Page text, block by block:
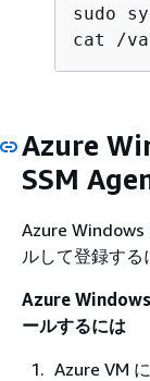
sudo
cat /
Azure
SSM
Azure Windows
ルして登録する
Azure
ールするには
Azure VM